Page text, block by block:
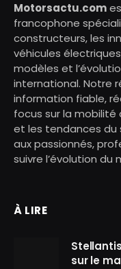
Motorsactu.com
francophone
constructeurs, les
véhicules
modèles et
international. Notre
information fiable,
focus sur la mobilité
et les tendances du
aux passionnés,
suivre l’évolution
À LIRE
sur le